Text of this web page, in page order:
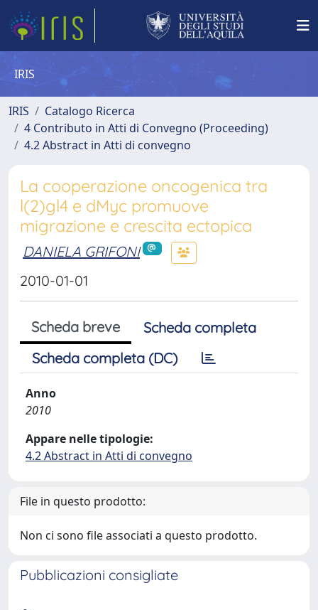
IRIS
IRIS
Catalogo Ricerca
4 Contributo in Atti di Convegno (Proceeding)
4.2 Abstract in Atti di convegno
La cooperazione oncogenica tra
l(2)gl4 e dMyc promuove
migrazione e crescita ectopica
DANIELA GRIFONI
2010-01-01
Scheda breve
Scheda completa
Scheda completa (DC)
Anno
2010
Appare nelle tipologie:
4.2 Abstract in Atti di convegno
File in questo prodotto:
Non ci sono file associati a questo prodotto.
Pubblicazioni consigliate